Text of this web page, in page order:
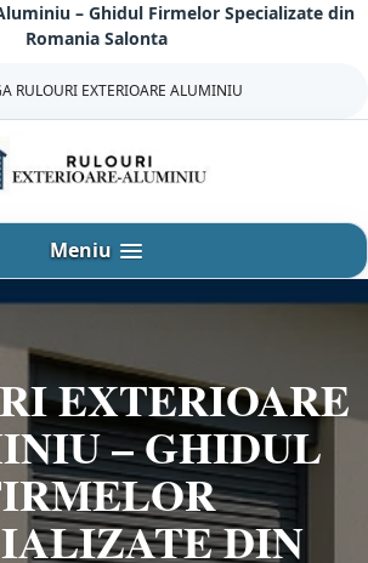
– Ghidul Firmelor Specializate din
Romania Salonta
RULOURI EXTERIOARE ALUMINIU
Meniu
EXTERIOARE
– GHIDUL
DIN